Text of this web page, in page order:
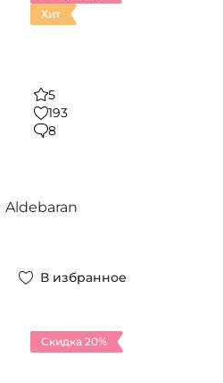
Хит
5
193
8
Aldebaran
В избранное
Скидка 20%